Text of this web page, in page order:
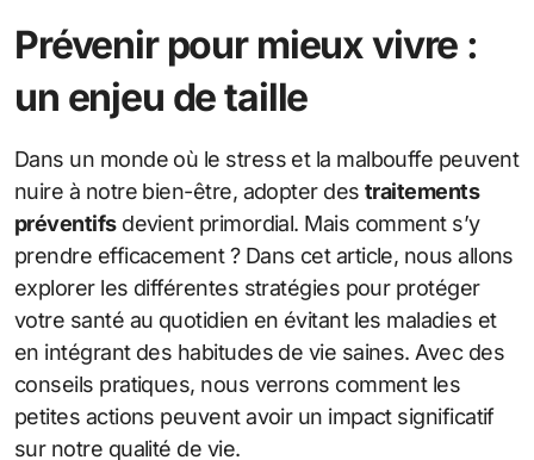
Prévenir pour mieux vivre :
un enjeu de taille
Dans un monde où le stress et la malbouffe peuvent
nuire à notre bien-être, adopter destraitements
préventifsdevient primordial. Mais comment s’y
prendre efficacement ? Dans cet article, nous allons
explorer les différentes stratégies pour protéger
votre santé au quotidien en évitant les maladies et
en intégrant des habitudes de vie saines. Avec des
conseils pratiques, nous verrons comment les
petites actions peuvent avoir un impact significatif
sur notre qualité de vie.